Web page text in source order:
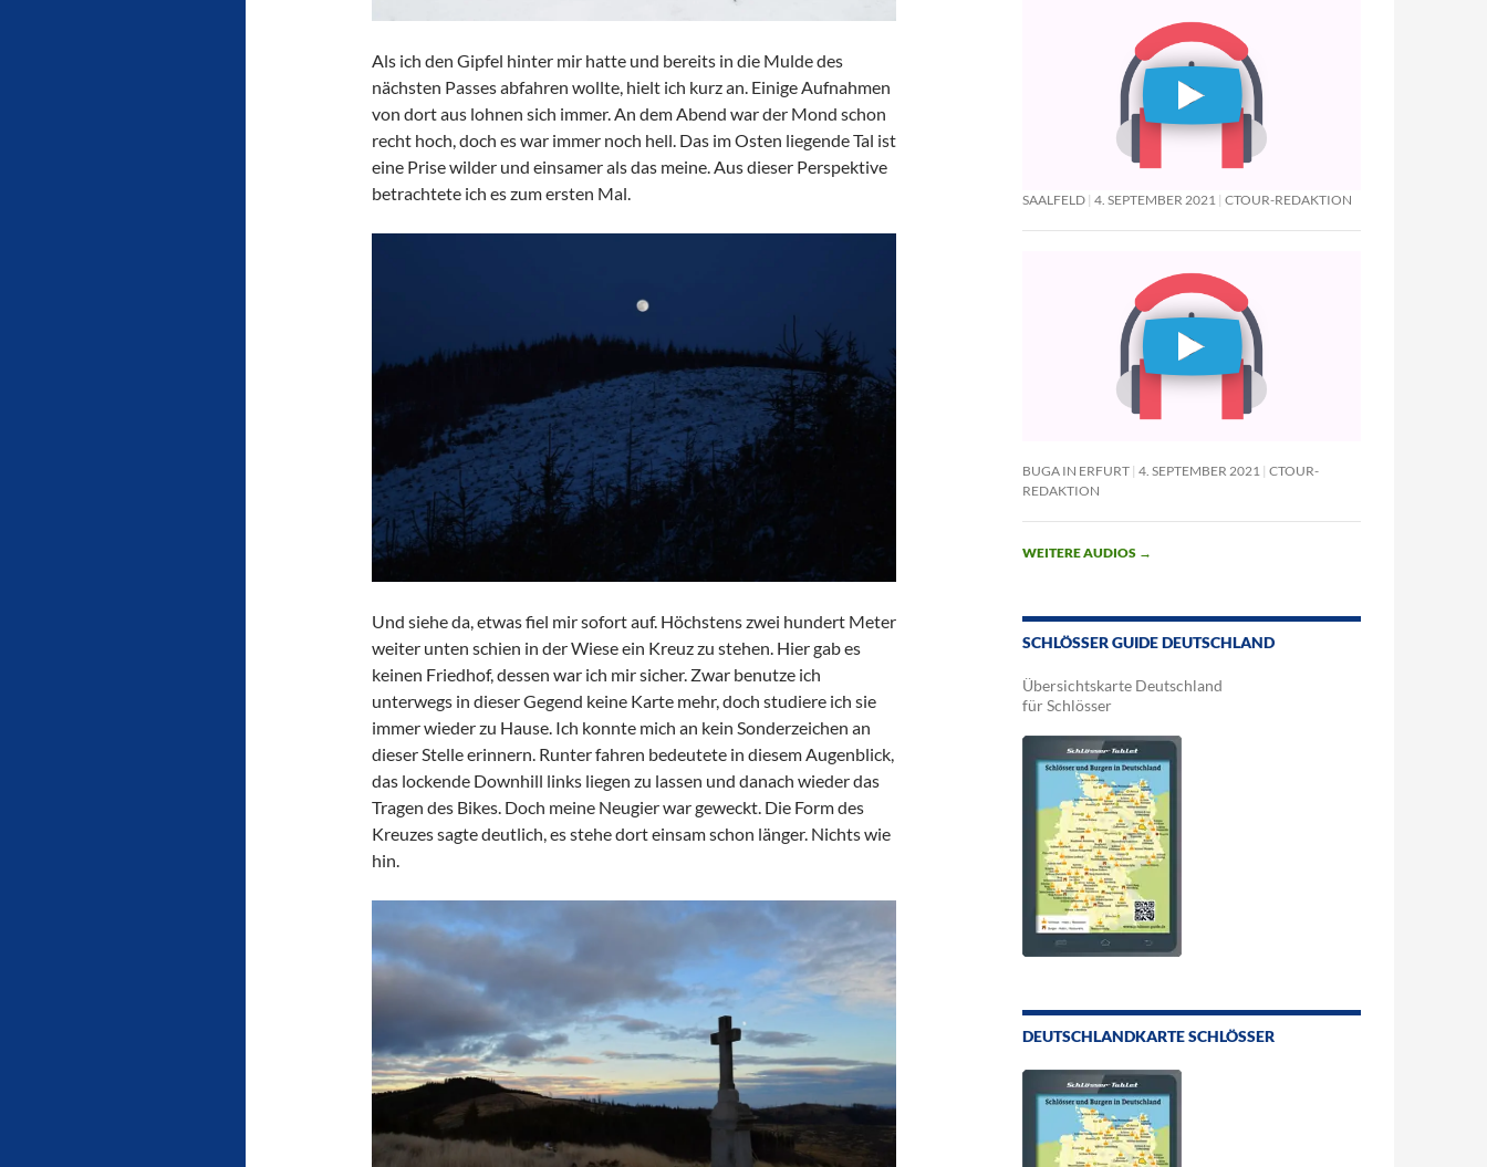
Als ich den Gipfel hinter mir hatte und bereits in die Mulde des
nächsten Passes abfahren wollte, hielt ich kurz an. Einige Aufnahmen
von dort aus lohnen sich immer. An dem Abend war der Mond schon
recht hoch, doch es war immer noch hell. Das im Osten liegende Tal ist
eine Prise wilder und einsamer als das meine. Aus dieser Perspektive
betrachtete ich es zum ersten Mal.
Und siehe da, etwas fiel mir sofort auf. Höchstens zwei hundert Meter
weiter unten schien in der Wiese ein Kreuz zu stehen. Hier gab es
keinen Friedhof, dessen war ich mir sicher. Zwar benutze ich
unterwegs in dieser Gegend keine Karte mehr, doch studiere ich sie
immer wieder zu Hause. Ich konnte mich an kein Sonderzeichen an
dieser Stelle erinnern. Runter fahren bedeutete in diesem Augenblick,
das lockende Downhill links liegen zu lassen und danach wieder das
Tragen des Bikes. Doch meine Neugier war geweckt. Die Form des
Kreuzes sagte deutlich, es stehe dort einsam schon länger. Nichts wie
hin.
SAALFELD 4. SEPTEMBER 2021 CTOUR-REDAKTION
BUGA IN ERFURT 4. SEPTEMBER 2021
CTOUR-
REDAKTION
WEITERE AUDIOS →
SCHLÖSSER GUIDE DEUTSCHLAND
Übersichtskarte Deutschland
für Schlösser
DEUTSCHLANDKARTE SCHLÖSSER